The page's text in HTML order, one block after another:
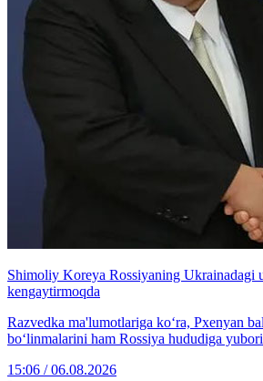
Shimoliy Koreya Rossiyaning Ukrainadagi
kengaytirmoqda
Razvedka ma'lumotlariga ko‘ra, Pxenyan
bo‘linmalarini ham Rossiya hududiga
15:06 / 06.08.2026